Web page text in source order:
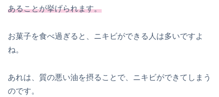
あることが挙げられます。
お菓子を食べ過ぎると、ニキビができる人は多いですよ
ね。
あれは、質の悪い油を摂ることで、ニキビができてしまう
のです。